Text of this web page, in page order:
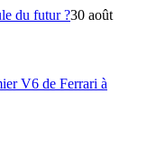
du futur ?30 août
V6 de Ferrari à